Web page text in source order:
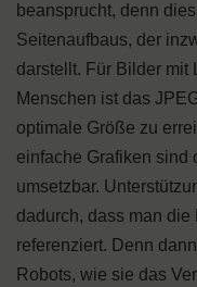
beansprucht, denn
Seitenaufbaus, der
darstellt. Für Bilder mit
Menschen ist das
optimale Größe zu
einfache Grafiken sind
umsetzbar.
dadurch, dass man
referenziert. Denn
Robots, wie sie das